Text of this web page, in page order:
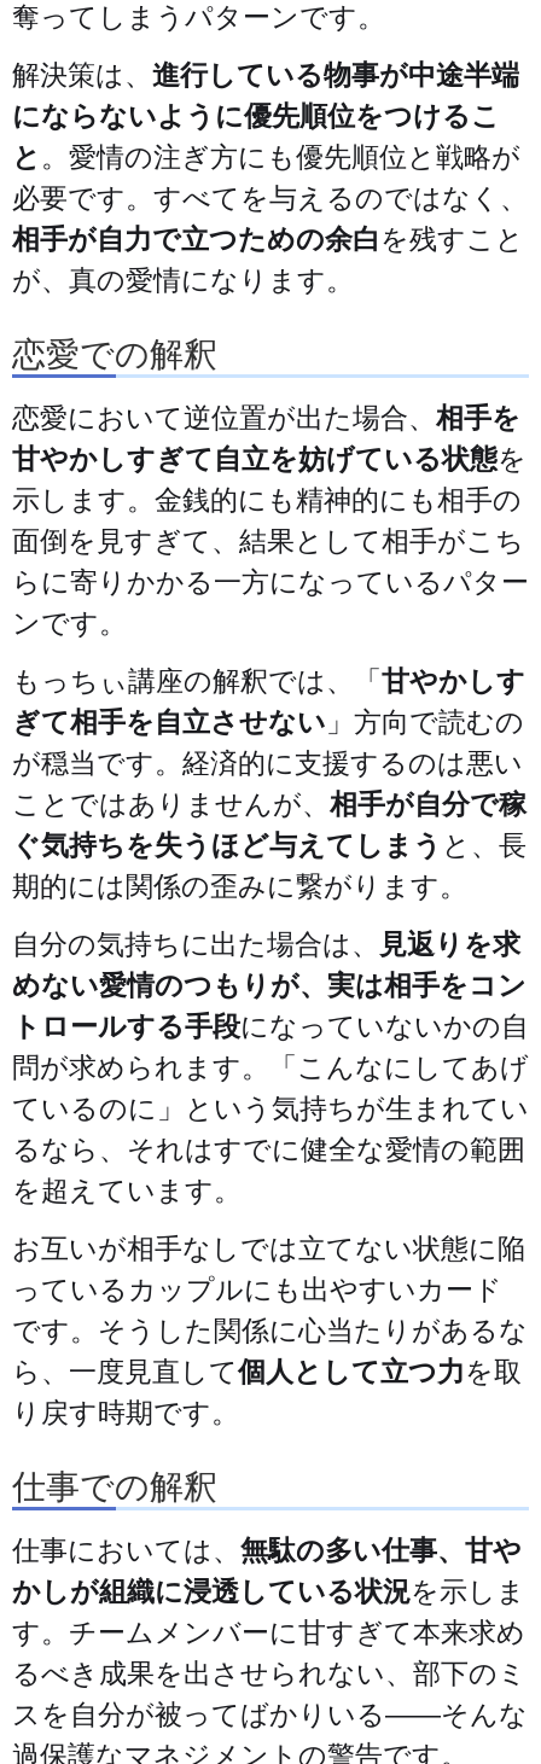
奪ってしまうパターンです。
解決策は、 進行している物事が中途半端
にならないように優先順位をつけるこ
と 。愛情の注ぎ方にも優先順位と戦略が
必要です。すべてを与えるのではなく、
相手が自力で立つための余白を残すこと
が、真の愛情になります。
恋愛での解釈
恋愛において逆位置が出た場合、 相手を
甘やかしすぎて自立を妨げている状態を
示します。金銭的にも精神的にも相手の
面倒を見すぎて、結果として相手がこち
らに寄りかかる一方になっているパター
ンです。
もっちぃ講座の解釈では、「甘やかしす
ぎて相手を自立させない 」方向で読むの
が穏当です。経済的に支援するのは悪い
ことではありませんが、 相手が自分で稼
ぐ気持ちを失うほど与えてしまう と、長
期的には関係の歪みに繋がります。
自分の気持ちに出た場合は、
見返りを求
めない愛情のつもりが、実は相手をコン
トロールする手段になっていないかの自
問が求められます。「こんなにしてあげ
ているのに」という気持ちが生まれてい
るなら、それはすでに健全な愛情の範囲
を超えています。
お互いが相手なしでは立てない状態に陥
っているカップルにも出やすいカード
です。そうした関係に心当たりがあるな
ら、一度見直して個人として立つ力を取
り戻す時期です。
仕事での解釈
仕事においては、 無駄の多い仕事、甘や
かしが組織に浸透している状況を示しま
す。チームメンバーに甘すぎて本来求め
るべき成果を出させられない、部下のミ
スを自分が被ってばかりいる——そんな
過保護なマネジメントの警告です。